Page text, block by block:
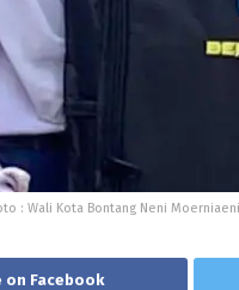
: Wali Kota Bontang Neni
on Facebook